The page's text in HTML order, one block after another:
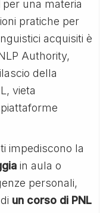
per una materia
pratiche per
acquisiti è
Authority,
della
vieta
impediscono la
in aula o
personali,
un corso di PNL